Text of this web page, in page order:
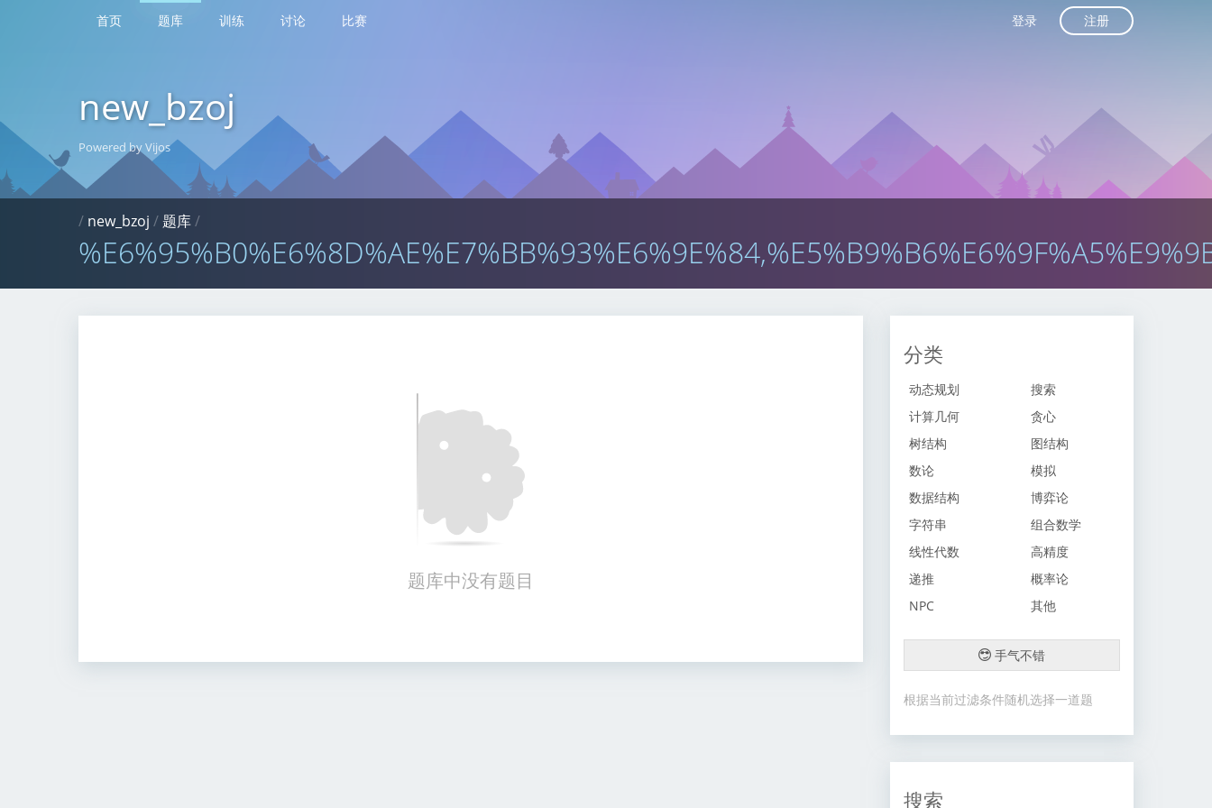
首页 题库 训练 讨论 比赛 登录 注册
new_bzoj
Powered by Vijos
/ new_bzoj /题库/
题库中没有题目
分类
动态规划
搜索
计算几何
贪心
树结构
图结构
数论
模拟
数据结构
博弈论
字符串
组合数学
线性代数
高精度
递推
概率论
NPC
其他
手气不错
根据当前过滤条件随机选择一道题
搜索